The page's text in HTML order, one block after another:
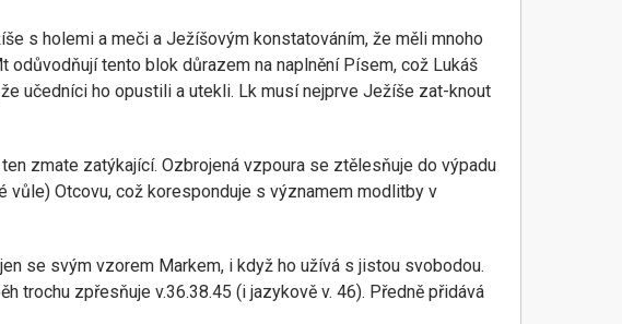
s holemi a meči a Ježíšovým konstatováním, že měli mnoho
tento blok důrazem na naplnění Písem, což Lukáš
učedníci ho opustili a utekli. Lk musí nejprve Ježíše zat-knout
zmate zatýkající. Ozbrojená vzpoura se ztělesňuje do výpadu
vůle) Otcovu, což koresponduje s významem modlitby v
se svým vzorem Markem, i když ho užívá s jistou svobodou.
trochu zpřesňuje v.36.38.45 (i jazykově v. 46). Předně přidává